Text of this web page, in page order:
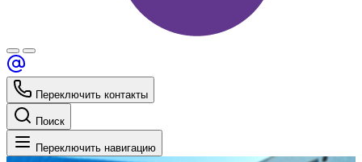
Переключить контакты
Поиск
Переключить навигацию